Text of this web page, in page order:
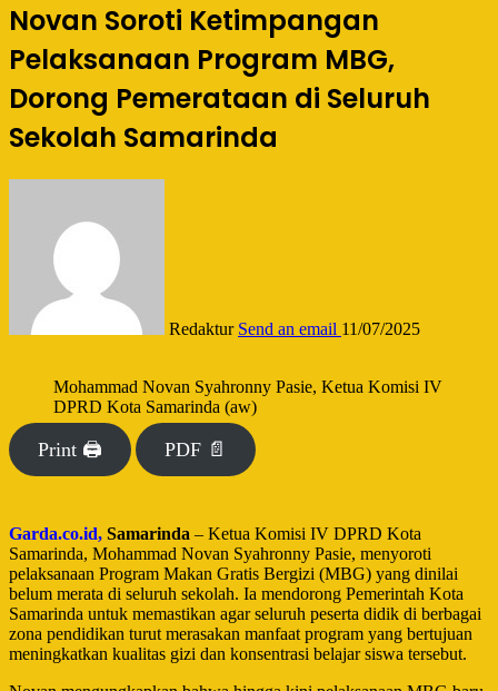
Novan Soroti Ketimpangan
Pelaksanaan Program MBG,
Dorong Pemerataan di Seluruh
Sekolah Samarinda
Redaktur Send an email 11/07/2025
Mohammad Novan Syahronny Pasie, Ketua Komisi IV
DPRD Kota Samarinda (aw)
Print 🖨 PDF 📄
Garda.co.id, Samarinda – Ketua Komisi IV DPRD Kota
Samarinda, Mohammad Novan Syahronny Pasie, menyoroti
pelaksanaan Program Makan Gratis Bergizi (MBG) yang dinilai
belum merata di seluruh sekolah. Ia mendorong Pemerintah Kota
Samarinda untuk memastikan agar seluruh peserta didik di berbagai
zona pendidikan turut merasakan manfaat program yang bertujuan
meningkatkan kualitas gizi dan konsentrasi belajar siswa tersebut.